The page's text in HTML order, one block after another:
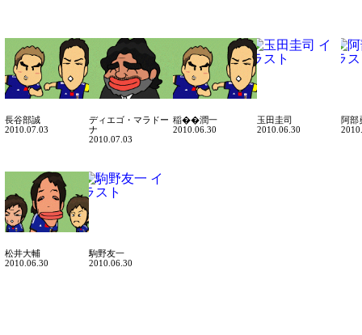
長谷部誠
2010.07.03
ディエゴ・マラドー
ナ
2010.07.03
稲��潤一
2010.06.30
玉田圭司
2010.06.30
阿部
松井大輔
2010.06.30
駒野友一
2010.06.30